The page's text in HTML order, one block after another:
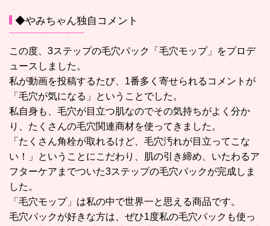
◆やみちゃん独自コメント
この度、3ステップの毛穴パック「毛穴モップ」をプロデ
ュースしました。
私が動画を投稿するたび、1番多く寄せられるコメントが
「毛穴が気になる」ということでした。
私自身も、毛穴が目立つ肌なのでその気持ちがよく分か
り、たくさんの毛穴関連商材を使ってきました。
「たくさん角栓が取れるけど、毛穴汚れが目立ってこな
い！」ということにこだわり、肌の引き締め、いたわるア
フターケアまでついた3ステップの毛穴パックが完成しま
した。
「毛穴モップ」は私の中で世界一と思える商品です。
毛穴パックが好きな方は、ぜひ1度私の毛穴パックも使っ